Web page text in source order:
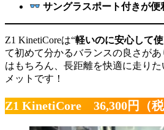
サングラスポート付きが便
Z1 KinetiCoreは“軽いのに安心して
て初めて分かるバランスの良さが
はもちろん、長距離を快適に走り
メットです！
Z1 KinetiCore 36,300円（税